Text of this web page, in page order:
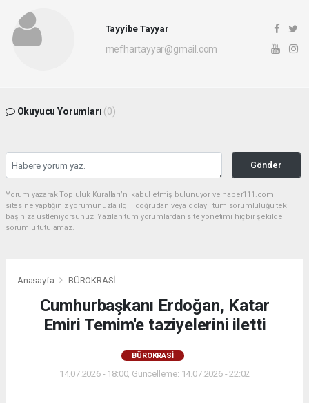
Tayyibe Tayyar
mefhartayyar@gmail.com
Okuyucu Yorumları (0)
Gönder
Yorum yazarak Topluluk Kuralları’nı kabul etmiş bulunuyor ve haber111.com
sitesine yaptığınız yorumunuzla ilgili doğrudan veya dolaylı tüm sorumluluğu tek
başınıza üstleniyorsunuz. Yazılan tüm yorumlardan site yönetimi hiçbir şekilde
sorumlu tutulamaz.
Anasayfa BÜROKRASİ
Cumhurbaşkanı Erdoğan, Katar
Emiri Temim'e taziyelerini iletti
BÜROKRASİ
14.07.2026 - 18:00, Güncelleme: 14.07.2026 - 22:02